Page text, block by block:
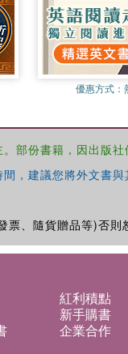
優惠方式：
部份書籍，因出版社
建議您將外文書
、隨貨贈品等)否則
紅利積點
新手購書
企業合作